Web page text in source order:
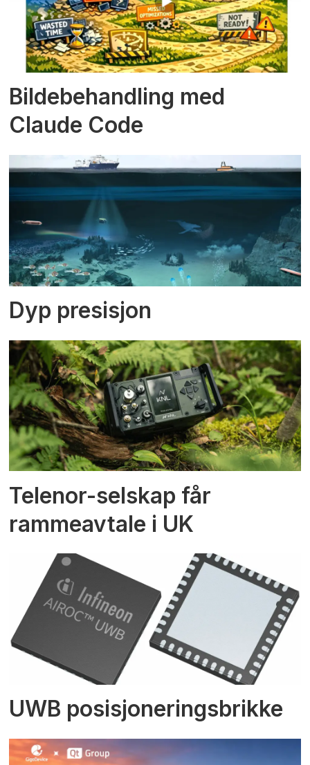
Bildebehandling med
Claude Code
Dyp presisjon
Telenor-selskap får
rammeavtale i UK
UWB posisjoneringsbrikke